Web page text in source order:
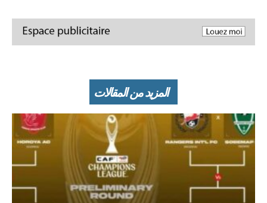
المزيد من المقالات